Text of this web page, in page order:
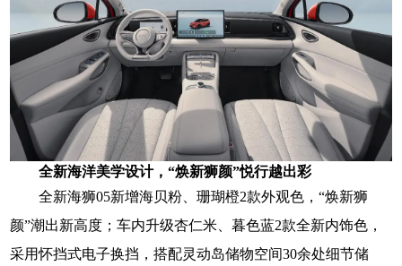
全新海洋美学设计，“焕新狮颜”悦行越出彩
全新海狮05新增海贝粉、珊瑚橙2款外观色，“焕新狮
颜”潮出新高度；车内升级杏仁米、暮色蓝2款全新内饰色，
采用怀挡式电子换挡，搭配灵动岛储物空间30余处细节储